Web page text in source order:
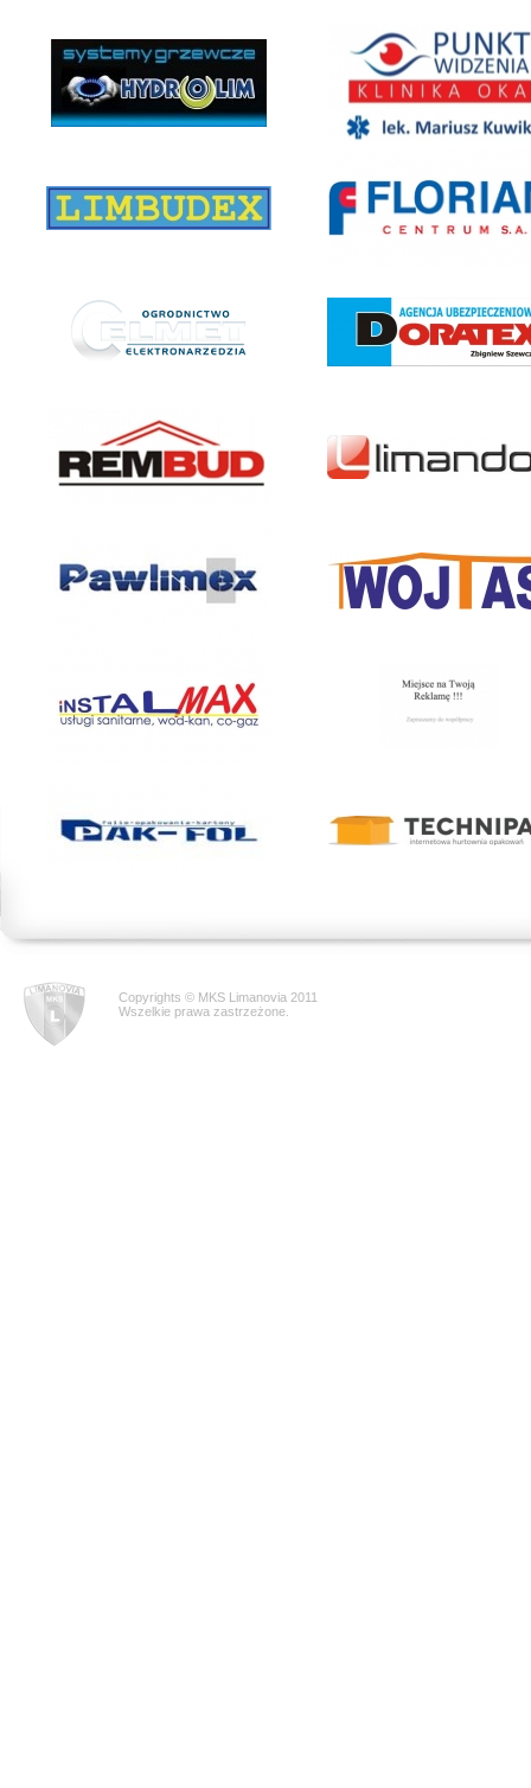
Copyrights © MKS Limanovia 2011
Wszelkie prawa zastrzeżone.